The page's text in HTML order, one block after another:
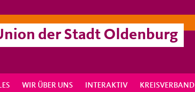
der Stadt Oldenburg
WIR ÜBER UNS INTERAKTIV KREISVERBAND